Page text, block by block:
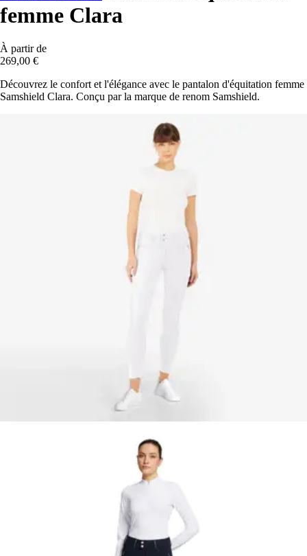
femme Clara
À partir de
269,00 €
Découvrez le confort et l'élégance avec le pantalon d'équitation femme
Samshield Clara. Conçu par la marque de renom Samshield.